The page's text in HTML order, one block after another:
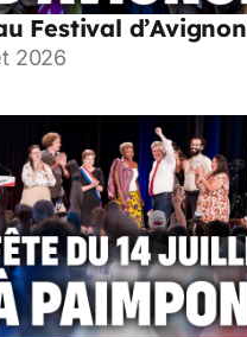
Festival d’Avignon
2026